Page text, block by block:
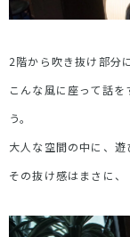
2階から吹き抜け部分
こんな風に座って話
う。
大人な空間の中に、遊
その抜け感はまさに、